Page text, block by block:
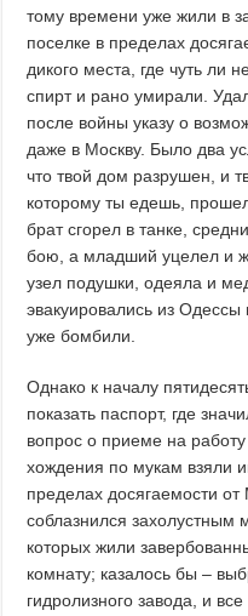
тому времени уже жили в
поселке в пределах
дикого места, где чуть ли
спирт и рано умирали.
после войны указу о
даже в Москву. Было два
что твой дом разрушен, и
которому ты едешь,
брат сгорел в танке,
бою, а младший уцелел и
узел подушки, одеяла и
эвакуировались из
уже бомбили.
Однако к началу
показать паспорт, где
вопрос о приеме на
хождения по мукам взяли
пределах досягаемости
соблазнился захолустным
которых жили
комнату; казалось бы –
гидролизного завода, и